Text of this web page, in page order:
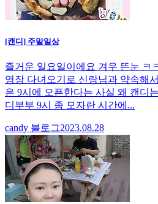
[캔디] 주말일상
즐거운 일요일이에요 겨우 뜬눈 ㅋ
영장 다녀오기로 신랑님과 약속해
은 9시에 오픈한다는 사실 왜 캔디
디부부 9시 좀 모자란 시간에...
candy 블로그2023.08.28